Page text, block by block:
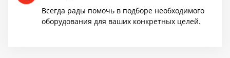
Акция TMF!
Всегда рады помочь в подборе необходимого
оборудования для ваших конкретных целей.